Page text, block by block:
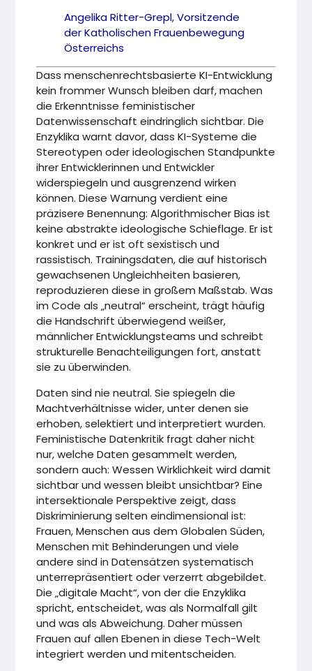
Angelika Ritter-Grepl, Vorsitzende
der Katholischen Frauenbewegung
Österreichs
Dass menschenrechtsbasierte KI-Entwicklung
kein frommer Wunsch bleiben darf, machen
die Erkenntnisse feministischer
Datenwissenschaft eindringlich sichtbar. Die
Enzyklika warnt davor, dass KI-Systeme die
Stereotypen oder ideologischen Standpunkte
ihrer Entwicklerinnen und Entwickler
widerspiegeln und ausgrenzend wirken
können. Diese Warnung verdient eine
präzisere Benennung: Algorithmischer Bias ist
keine abstrakte ideologische Schieflage. Er ist
konkret und er ist oft sexistisch und
rassistisch. Trainingsdaten, die auf historisch
gewachsenen Ungleichheiten basieren,
reproduzieren diese in großem Maßstab. Was
im Code als „neutral“ erscheint, trägt häufig
die Handschrift überwiegend weißer,
männlicher Entwicklungsteams und schreibt
strukturelle Benachteiligungen fort, anstatt
sie zu überwinden.
Daten sind nie neutral. Sie spiegeln die
Machtverhältnisse wider, unter denen sie
erhoben, selektiert und interpretiert wurden.
Feministische Datenkritik fragt daher nicht
nur, welche Daten gesammelt werden,
sondern auch: Wessen Wirklichkeit wird damit
sichtbar und wessen bleibt unsichtbar? Eine
intersektionale Perspektive zeigt, dass
Diskriminierung selten eindimensional ist:
Frauen, Menschen aus dem Globalen Süden,
Menschen mit Behinderungen und viele
andere sind in Datensätzen systematisch
unterrepräsentiert oder verzerrt abgebildet.
Die „digitale Macht“, von der die Enzyklika
spricht, entscheidet, was als Normalfall gilt
und was als Abweichung. Daher müssen
Frauen auf allen Ebenen in diese Tech-Welt
integriert werden und mitentscheiden.